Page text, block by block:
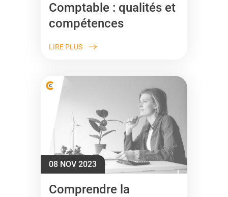
Comptable : qualités et
compétences
LIRE PLUS
08 NOV 2023
Comprendre la